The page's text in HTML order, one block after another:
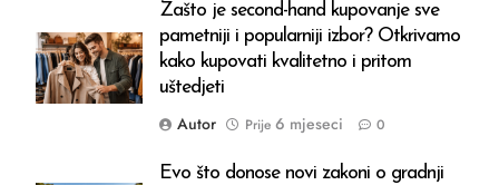
Zašto je second-hand kupovanje sve
pametniji i popularniji izbor? Otkrivamo
kako kupovati kvalitetno i pritom
uštedjeti
Autor Prije 6 mjeseci 0
Evo što donose novi zakoni o gradnji